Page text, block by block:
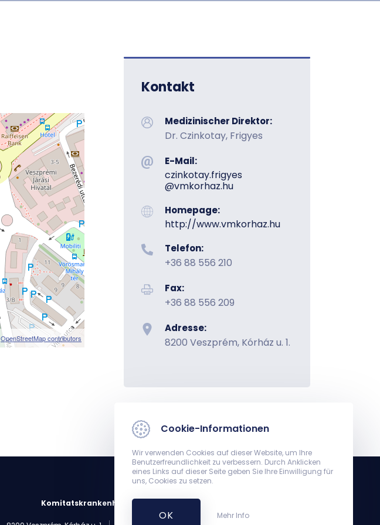
OpenStreetMap contributors
Kontakt
Medizinischer Direktor:
Dr. Czinkotay, Frigyes
E-Mail:
czinkotay.frigyes​
@vmkorhaz.hu
Homepage:
http://www.vmkorhaz.hu
Telefon:
+36 88 556 210
Fax:
+36 88 556 209
Adresse:
8200 Veszprém, Kórház u. 1.
Komitatskrankenhaus Veszprém, Ferenc Csolnoky Krankenhaus
Cookie-Informationen
Wir verwenden Cookies auf dieser Website, um Ihre
Benutzerfreundlichkeit zu verbessern. Durch Anklicken
eines Links auf dieser Seite geben Sie Ihre Einwilligung für
uns, Cookies zu setzen.
OK Mehr Info